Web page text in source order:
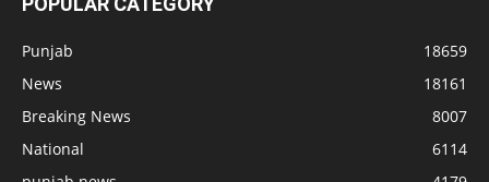
Punjab
18659
News
18161
Breaking News
8007
National
6114